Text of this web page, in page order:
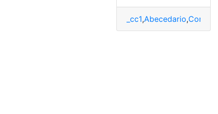
_cc1,Abecedario,